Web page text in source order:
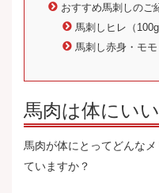
おすすめ馬刺しのご
馬刺しヒレ（100g
馬刺し赤身・モモ
馬肉は体にい
馬肉が体にとってどんな
ていますか？